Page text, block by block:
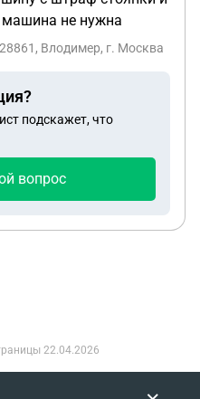
машина не нужна
Влодимер, г. Москва
подскажет, что
вопрос
22.04.2026